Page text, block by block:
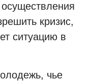
кризис,
ситуацию в
чье